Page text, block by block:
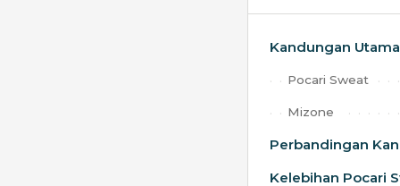
Kandungan
Pocari Sweat
Mizone
Perbandingan
Kelebihan Pocari